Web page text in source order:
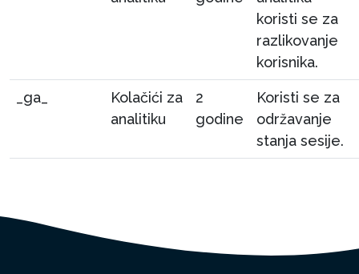
koristi se za
razlikovanje
korisnika.
_ga_
Kolačići za
analitiku
2
godine
Koristi se za
održavanje
stanja sesije.